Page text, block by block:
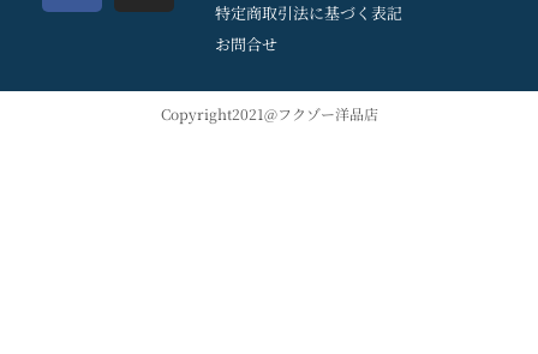
特定商取引法に基づく表記
お問合せ
Copyright2021@フクゾー洋品店